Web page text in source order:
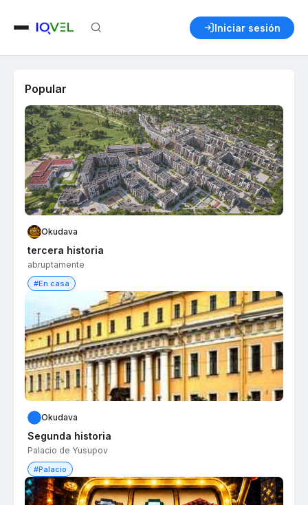
Iniciar sesión
Popular
Okudava
tercera historia
abruptamente
#En casa
Okudava
Segunda historia
Palacio de Yusupov
#Palacio